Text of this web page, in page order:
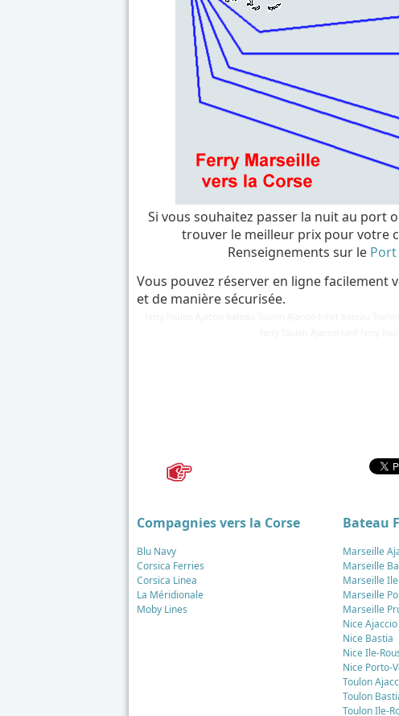
Si vous souhaitez passer la nuit au port
trouver le meilleur prix pour votre
Renseignements sur le Port
Vous pouvez réserver en ligne facilement
et de manière sécurisée.
Compagnies vers la Corse
Blu Navy
Corsica Ferries
Corsica Linea
La Méridionale
Moby Lines
Bateau
Marseille
Marseille
Marseille
Marseille
Marseille
Nice Ajaccio
Nice Bastia
Nice Ile-
Nice Porto-
Toulon
Toulon
Toulon Ile-